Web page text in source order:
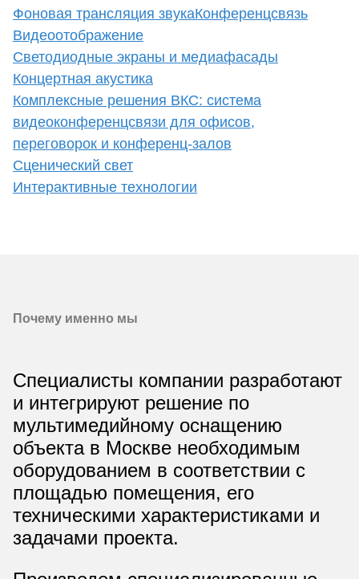
Фоновая трансляция звукаКонференцсвязь
Видеоотображение
Светодиодные экраны и медиафасады
Концертная акустика
Комплексные решения ВКС: система
видеоконференцсвязи для офисов,
переговорок и конференц-залов
Сценический свет
Интерактивные технологии
Почему именно мы
Специалисты компании разработают
и интегрируют решение по
мультимедийному оснащению
объекта в Москве необходимым
оборудованием в соответствии с
площадью помещения, его
техническими характеристиками и
задачами проекта.